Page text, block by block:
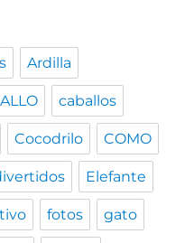
Ardilla
caballos
Cocodrilo COMO
Elefante
fotos gato